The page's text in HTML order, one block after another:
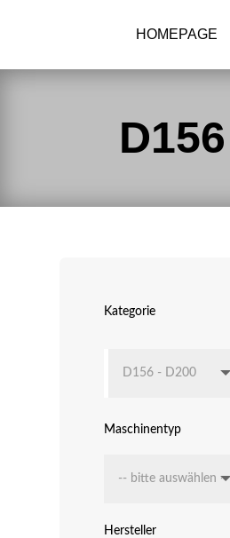
HOMEPAGE
Kategorie
Maschinentyp
Hersteller